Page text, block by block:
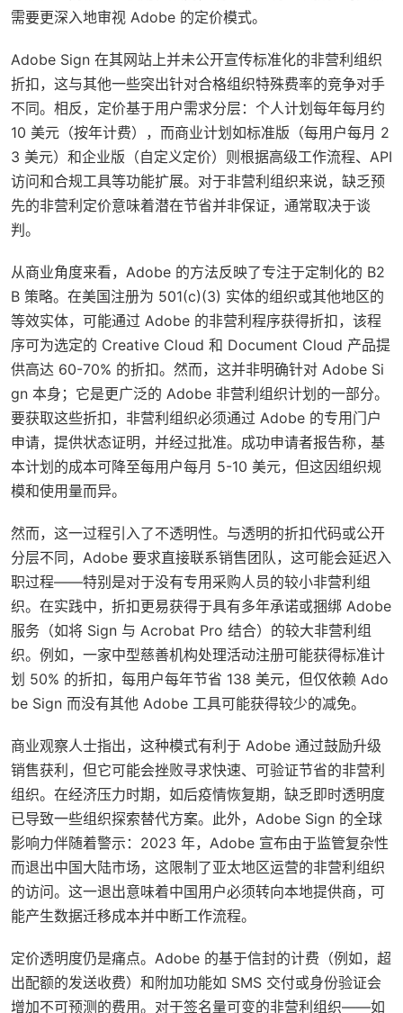
需要更深入地审视 Adobe 的定价模式。
Adobe Sign 在其网站上并未公开宣传标准化的非营利组织
折扣，这与其他一些突出针对合格组织特殊费率的竞争对手
不同。相反，定价基于用户需求分层：个人计划每年每月约
10 美元（按年计费），而商业计划如标准版（每用户每月 2
3 美元）和企业版（自定义定价）则根据高级工作流程、API
访问和合规工具等功能扩展。对于非营利组织来说，缺乏预
先的非营利定价意味着潜在节省并非保证，通常取决于谈
判。
从商业角度来看，Adobe 的方法反映了专注于定制化的 B2
B 策略。在美国注册为 501(c)(3) 实体的组织或其他地区的
等效实体，可能通过 Adobe 的非营利程序获得折扣，该程
序可为选定的 Creative Cloud 和 Document Cloud 产品提
供高达 60-70% 的折扣。然而，这并非明确针对 Adobe Si
gn 本身；它是更广泛的 Adobe 非营利组织计划的一部分。
要获取这些折扣，非营利组织必须通过 Adobe 的专用门户
申请，提供状态证明，并经过批准。成功申请者报告称，基
本计划的成本可降至每用户每月 5-10 美元，但这因组织规
模和使用量而异。
然而，这一过程引入了不透明性。与透明的折扣代码或公开
分层不同，Adobe 要求直接联系销售团队，这可能会延迟入
职过程——特别是对于没有专用采购人员的较小非营利组
织。在实践中，折扣更易获得于具有多年承诺或捆绑 Adobe
服务（如将 Sign 与 Acrobat Pro 结合）的较大非营利组
织。例如，一家中型慈善机构处理活动注册可能获得标准计
划 50% 的折扣，每用户每年节省 138 美元，但仅依赖 Ado
be Sign 而没有其他 Adobe 工具可能获得较少的减免。
商业观察人士指出，这种模式有利于 Adobe 通过鼓励升级
销售获利，但它可能会挫败寻求快速、可验证节省的非营利
组织。在经济压力时期，如后疫情恢复期，缺乏即时透明度
已导致一些组织探索替代方案。此外，Adobe Sign 的全球
影响力伴随着警示：2023 年，Adobe 宣布由于监管复杂性
而退出中国大陆市场，这限制了亚太地区运营的非营利组织
的访问。这一退出意味着中国用户必须转向本地提供商，可
能产生数据迁移成本并中断工作流程。
定价透明度仍是痛点。Adobe 的基于信封的计费（例如，超
出配额的发送收费）和附加功能如 SMS 交付或身份验证会
增加不可预测的费用。对于签名量可变的非营利组织——如